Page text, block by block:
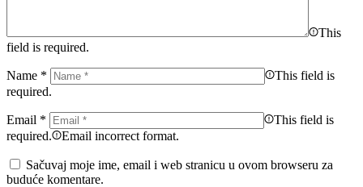
This
field is required.
Name *
This field is
required.
Email *
This field is
required.
Email incorrect format.
Sačuvaj moje ime, email i web stranicu u ovom browseru za
buduće komentare.